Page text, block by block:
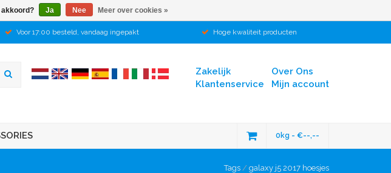
Voor 17:00 besteld, vandaag ingepakt Hoge kwaliteit producten
Over Ons
Mijn account
Zakelijk
Klantenservice
0kg - €--,--
Tags / galaxy j5 2017 hoesjes
akkoord? Ja Nee Meer over cookies »